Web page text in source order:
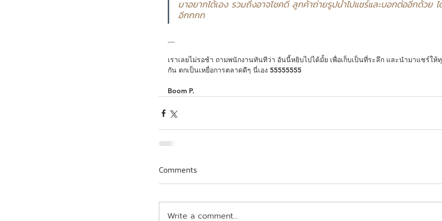
มาอยากได้เอง รวมถึงอาจโชคดี ลูกค้าถ่ายรูปนำไปแชร์และบอกต่ออีกด้วย
อีกกกก
เราเลยไม่รอช้า ถามพนักงานทันทีว่า อันนี้หยิบไปได้มั้ย เพื่อเก็บเป็นที่ระลึก และนำมาแชร์ให้
กัน ตกเป็นเหยื่อการตลาดดีๆ นี่เอง 55555555
Boom P.
Comments
Write a comment...